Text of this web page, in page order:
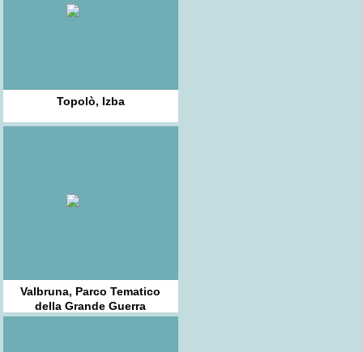
Topolò, Izba
Valbruna, Parco Tematico
della Grande Guerra
Abschnitt-saisera